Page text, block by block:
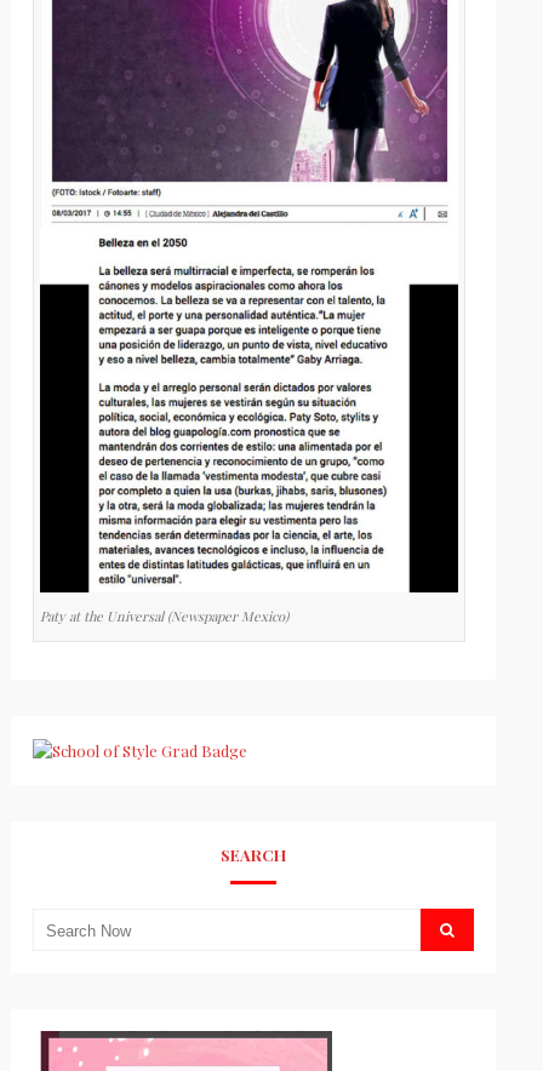
Paty at the Universal (Newspaper Mexico)
SEARCH